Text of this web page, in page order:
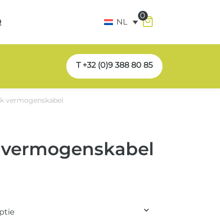
NL
0
T +32 (0)9 388 80 85
vermogenskabel